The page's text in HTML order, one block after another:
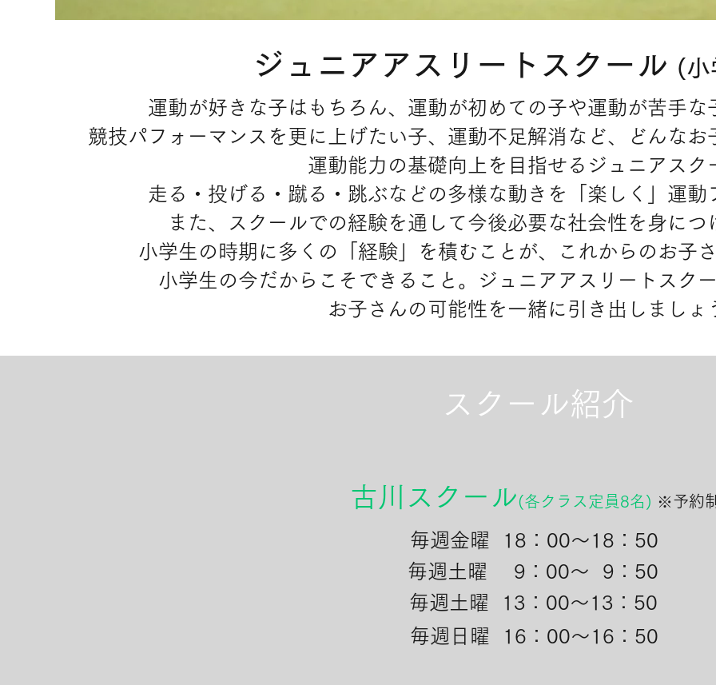
ジュニアアスリートスクール (小
運動が好きな子はもちろん、運動が初めての子や運動が苦手
競技パフォーマンスを更に上げたい子、運動不足解消など、どんな
運動能力の基礎向上を目指せるジュニアスク
走る・投げる・蹴る・跳ぶなどの多様な動きを「楽しく」運
また、スクールでの経験を通して今後必要な社会性を身に
小学生の時期に多くの「経験」を積むことが、これからのお子
小学生の今だからこそできること。ジュニアアスリートスク
お子さんの可能性を一緒に引き出しましょ
スクール紹介
古川スクール(各クラス定員8名) ※予約
​毎週金曜 18：00～18：50
​毎週土曜 9：00～ 9：50
​毎週土曜 13：00～13：50
​毎週日曜 16：00～16：50